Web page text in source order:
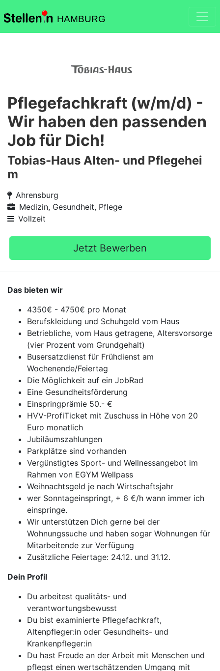
HAMBURG
Pflegefachkraft (w/m/d) -
Wir haben den passenden
Job für Dich!
Tobias-Haus Alten- und Pflegehei
m
Ahrensburg
Medizin, Gesundheit, Pflege
Vollzeit
Jetzt Bewerben
Das bieten wir
4350€ - 4750€ pro Monat
Berufskleidung und Schuhgeld vom Haus
Betriebliche, vom Haus getragene, Altersvorsorge
(vier Prozent vom Grundgehalt)
Busersatzdienst für Frühdienst am
Wochenende/Feiertag
Die Möglichkeit auf ein JobRad
Eine Gesundheitsförderung
Einspringprämie 50.- €
HVV-ProfiTicket mit Zuschuss in Höhe von 20
Euro monatlich
Jubiläumszahlungen
Parkplätze sind vorhanden
Vergünstigtes Sport- und Wellnessangebot im
Rahmen von EGYM Wellpass
Weihnachtsgeld je nach Wirtschaftsjahr
wer Sonntageinspringt, + 6 €/h wann immer ich
einspringe.
Wir unterstützen Dich gerne bei der
Wohnungssuche und haben sogar Wohnungen für
Mitarbeitende zur Verfügung
Zusätzliche Feiertage: 24.12. und 31.12.
Dein Profil
Du arbeitest qualitäts- und
verantwortungsbewusst
Du bist examinierte Pflegefachkraft,
Altenpfleger:in oder Gesundheits- und
Krankenpfleger:in
Du hast Freude an der Arbeit mit Menschen und
pflegst einen wertschätzenden Umgang mit